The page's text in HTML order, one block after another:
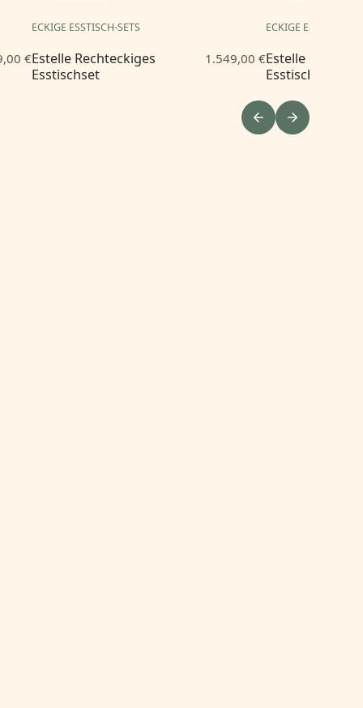
€
ECKIGE ESSTISCH-SETS
Estelle Rechteckiges
Esstischset
1.549,00 €
ECKIGE ESSTISCH-
Estelle
Esstischset